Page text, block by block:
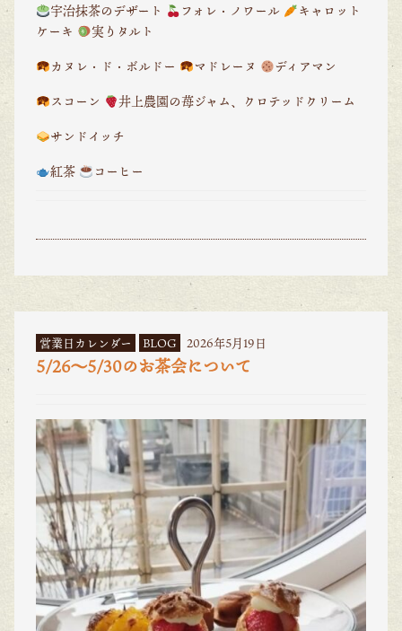
宇治抹茶のデザート
フォレ・ノワール
キャロット
ケーキ
実りタルト
カヌレ・ド・ボルドー
マドレーヌ
ディアマン
スコーン
井上農園の苺ジャム、クロテッドクリーム
サンドイッチ
紅茶
コーヒー
営業日カレンダー BLOG 2026年5月19日
5/26〜5/30のお茶会について